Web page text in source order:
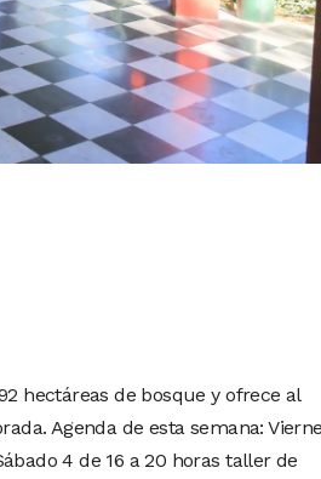
hectáreas de bosque y ofrece al
Agenda de esta semana:
4 de 16 a 20 horas taller de